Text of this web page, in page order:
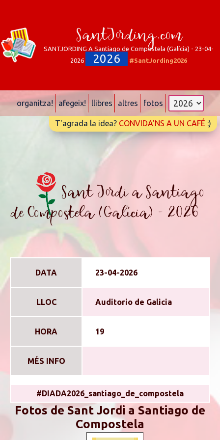
SantJording.com
SANTJORDING A Santiago de Compostela (Galícia) - 23-04-
2026
2026 #SantJording2026
organitza! afegeix! llibres altres fotos
T'agrada la idea? CONVIDA'NS A UN CAFÉ :)
Sant Jordi a Santiago
de Compostela (Galícia) - 2026
DATA 23-04-2026
LLOC Auditorio de Galicia
HORA 19
MÉS INFO
#DIADA2026_santiago_de_compostela
Fotos de Sant Jordi a Santiago de
Compostela